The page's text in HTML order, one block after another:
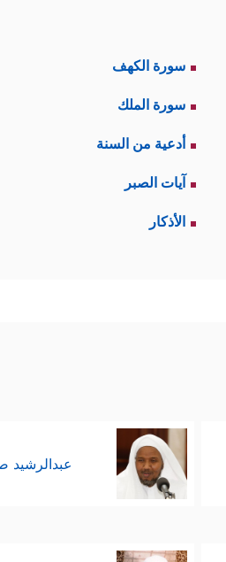
سورة الكهف
سورة الملك
أدعية من السنة
آيات الصبر
الأذكار
عبدالرشيد